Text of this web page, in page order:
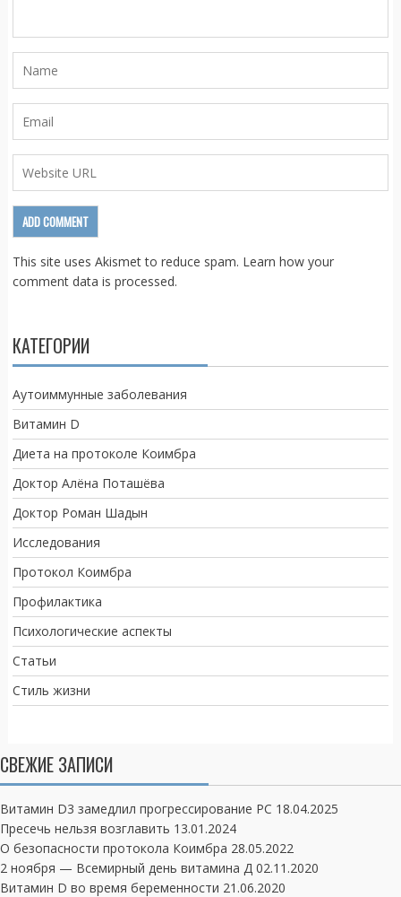
This site uses Akismet to reduce spam. Learn how your
comment data is processed.
КАТЕГОРИИ
Аутоиммунные заболевания
Витамин D
Диета на протоколе Коимбра
Доктор Алёна Поташёва
Доктор Роман Шадын
Исследования
Протокол Коимбра
Профилактика
Психологические аспекты
Статьи
Стиль жизни
СВЕЖИЕ ЗАПИСИ
Витамин D3 замедлил прогрессирование РС 18.04.2025
Пресечь нельзя возглавить 13.01.2024
О безопасности протокола Коимбра 28.05.2022
2 ноября — Всемирный день витамина Д 02.11.2020
Витамин D во время беременности 21.06.2020